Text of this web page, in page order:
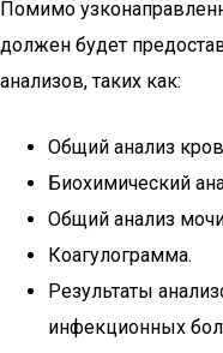
Помимо
должен будет
анализов, таких как:
Общий анализ
Биохимический
Общий анализ
Коагулограмма.
Результаты
инфекционных